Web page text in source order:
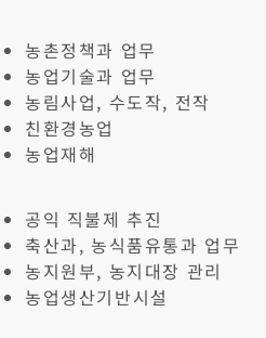
농촌정책과 업무
농업기술과 업무
농림사업, 수도작, 전작
친환경농업
농업재해
공익 직불제 추진
축산과, 농식품유통과 업무
농지원부, 농지대장 관리
농업생산기반시설